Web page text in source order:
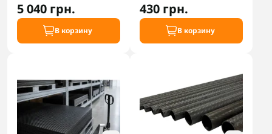
5 040 грн.
В корзину
430 грн.
В корзину